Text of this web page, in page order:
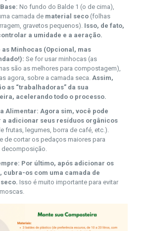
No fundo do Balde 1 (o de cima),
camada de material seco(folhas
gravetos pequenos). Isso, de fato,
a umidade e a aeração.
as Minhocas (Opcional, mas
Se for usar minhocas (as
são as melhores para compostagem),
agora, sobre a camada seca. Assim,
as “trabalhadoras” da sua
acelerando todo o processo.
Alimentar: Agora sim, você pode
a adicionar seus resíduos orgânicos
frutas, legumes, borra de café, etc.).
de cortar os pedaços maiores para
decomposição.
Por último, após adicionar os
cubra-os com uma camada de
Isso é muito importante para evitar